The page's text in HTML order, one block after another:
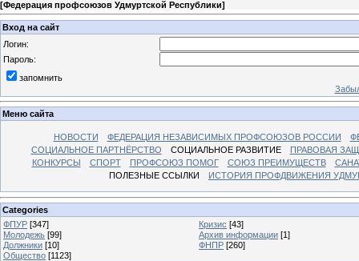
[Федерация профсоюзов Удмуртской Республики]
Вход на сайт
Логин:
Пароль:
запомнить
Меню сайта
НОВОСТИ ФЕДЕРАЦИЯ НЕЗАВИСИМЫХ ПРОФСОЮЗОВ РОССИИ
СОЦИАЛЬНОЕ ПАРТНЁРСТВО
СОЦИАЛЬНОЕ РАЗВИТИЕ
ПРАВОВАЯ
КОНКУРСЫ
СПОРТ ПРОФСОЮЗ ПОМОГ СОЮЗ ПРЕИМУЩЕСТВ
ПОЛЕЗНЫЕ ССЫЛКИ
ИСТОРИЯ ПРОФДВИЖЕНИЯ
Categories
ФПУР [347] Кризис [43]
Молодежь [99] Архив информации [1]
Должники [10] ФНПР [260]
Общество [1123]